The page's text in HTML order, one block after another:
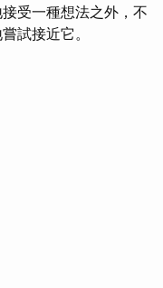
受一種想法之外，不
試接近它。